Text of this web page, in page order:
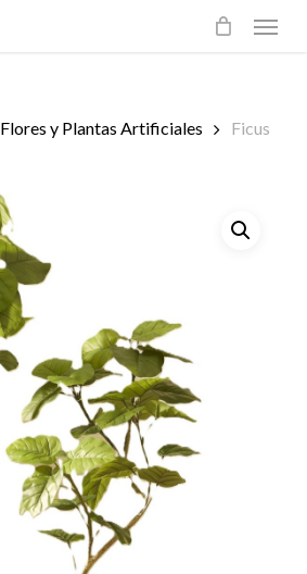
Menu
Flores y Plantas Artificiales
Ficus